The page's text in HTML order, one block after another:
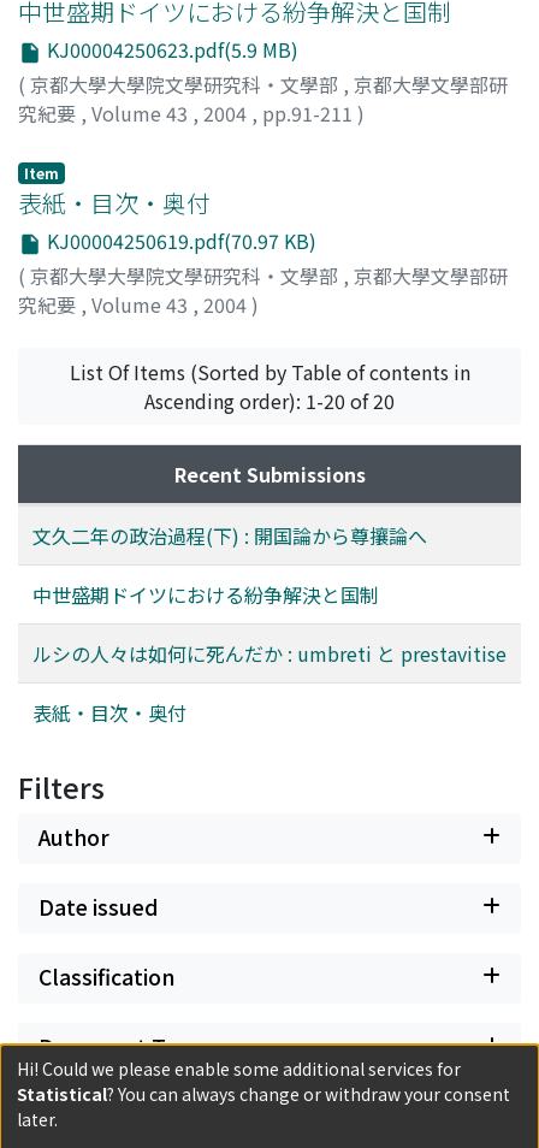
中世盛期ドイツにおける紛争解決と国制
KJ00004250623.pdf(5.9 MB)
( 京都大學大學院文學研究科・文學部 , 京都大學文學部研
究紀要 , Volume 43 , 2004 , pp.91-211 )
シヒサ
Item
表紙・目次・奥付
KJ00004250619.pdf(70.97 KB)
( 京都大學大學院文學研究科・文學部 , 京都大學文學部研
究紀要 , Volume 43 , 2004)
List Of Items (Sorted by Table of contents in
Ascending order): 1-20 of 20
Recent Submissions
文久二年の政治過程(下) : 開国論から尊攘論へ
中世盛期ドイツにおける紛争解決と国制
ルシの人々は如何に死んだか : umbreti と prestavitise
表紙・目次・奥付
Filters
Author
Date issued
Classification
Document Type
Has files
Hi! Could we please enable some additional services for
Statistical? You can always change or withdraw your consent
later.